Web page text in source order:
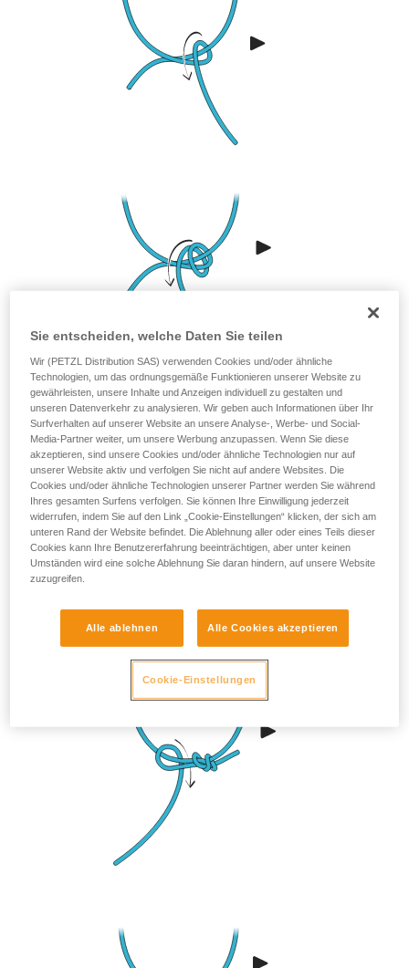
Sie entscheiden, welche Daten Sie teilen
Wir (PETZL Distribution SAS) verwenden Cookies und/oder ähnliche
Technologien, um das ordnungsgemäße Funktionieren unserer Website zu
gewährleisten, unsere Inhalte und Anzeigen individuell zu gestalten und
unseren Datenverkehr zu analysieren. Wir geben auch Informationen über Ihr
Surfverhalten auf unserer Website an unsere Analyse-, Werbe- und Social-
Media-Partner weiter, um unsere Werbung anzupassen. Wenn Sie diese
akzeptieren, sind unsere Cookies und/oder ähnliche Technologien nur auf
unserer Website aktiv und verfolgen Sie nicht auf andere Websites. Die
Cookies und/oder ähnliche Technologien unserer Partner werden Sie während
Ihres gesamten Surfens verfolgen. Sie können Ihre Einwilligung jederzeit
widerrufen, indem Sie auf den Link „Cookie-Einstellungen“ klicken, der sich am
unteren Rand der Website befindet. Die Ablehnung aller oder eines Teils dieser
Cookies kann Ihre Benutzererfahrung beeinträchtigen, aber unter keinen
Umständen wird eine solche Ablehnung Sie daran hindern, auf unsere Website
zuzugreifen.
Alle ablehnen Alle Cookies akzeptieren
Cookie-Einstellungen